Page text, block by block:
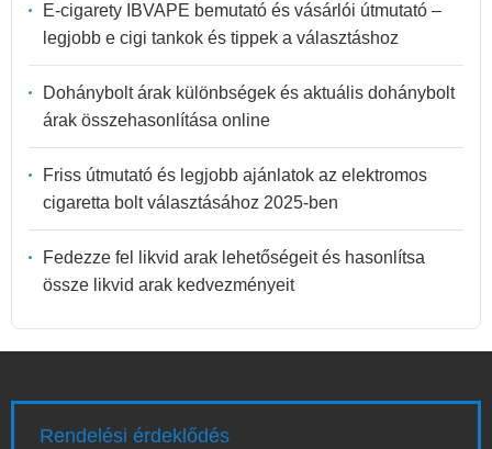
E-cigarety IBVAPE bemutató és vásárlói útmutató –
legjobb e cigi tankok és tippek a választáshoz
Dohánybolt árak különbségek és aktuális dohánybolt
árak összehasonlítása online
Friss útmutató és legjobb ajánlatok az elektromos
cigaretta bolt választásához 2025-ben
Fedezze fel likvid arak lehetőségeit és hasonlítsa
össze likvid arak kedvezményeit
Rendelési érdeklődés